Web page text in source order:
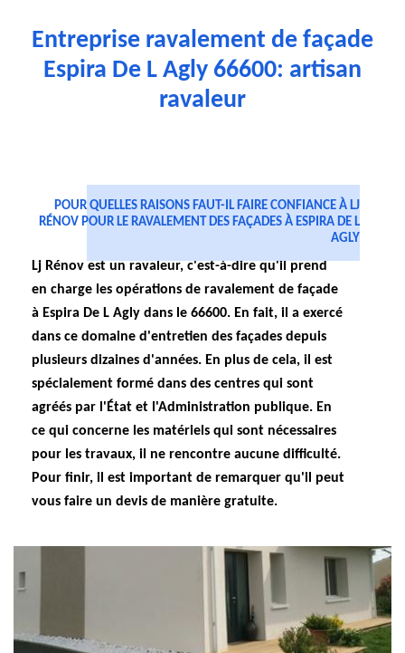
Entreprise ravalement de façade
Espira De L Agly 66600: artisan
ravaleur
POUR QUELLES RAISONS FAUT-IL FAIRE CONFIANCE À LJ
RÉNOV POUR LE RAVALEMENT DES FAÇADES À ESPIRA DE L
AGLY
Lj Rénov est un ravaleur, c'est-à-dire qu'il prend
en charge les opérations de ravalement de façade
à Espira De L Agly dans le 66600. En fait, il a exercé
dans ce domaine d'entretien des façades depuis
plusieurs dizaines d'années. En plus de cela, il est
spécialement formé dans des centres qui sont
agréés par l'État et l'Administration publique. En
ce qui concerne les matériels qui sont nécessaires
pour les travaux, il ne rencontre aucune difficulté.
Pour finir, il est important de remarquer qu'il peut
vous faire un devis de manière gratuite.